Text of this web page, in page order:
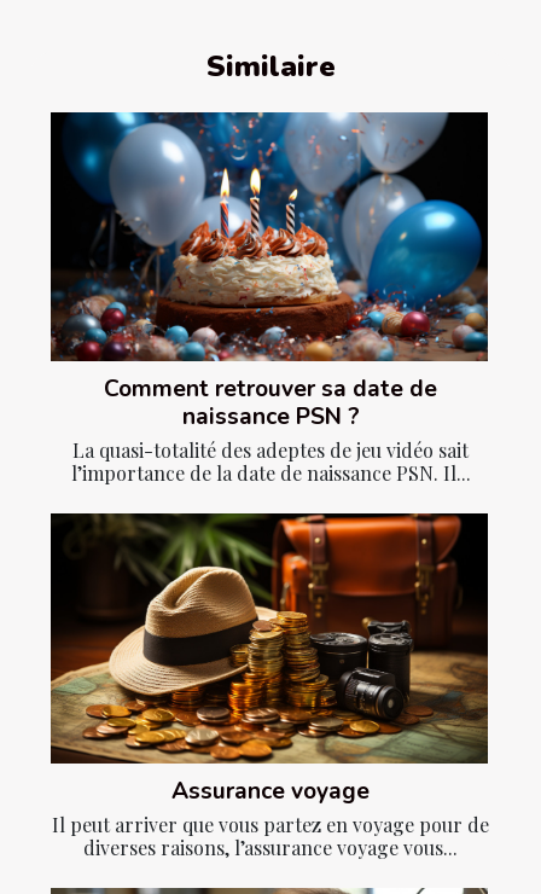
Similaire
Comment retrouver sa date de
naissance PSN ?
La quasi-totalité des adeptes de jeu vidéo sait
l’importance de la date de naissance PSN. Il...
Assurance voyage
Il peut arriver que vous partez en voyage pour de
diverses raisons, l’assurance voyage vous...